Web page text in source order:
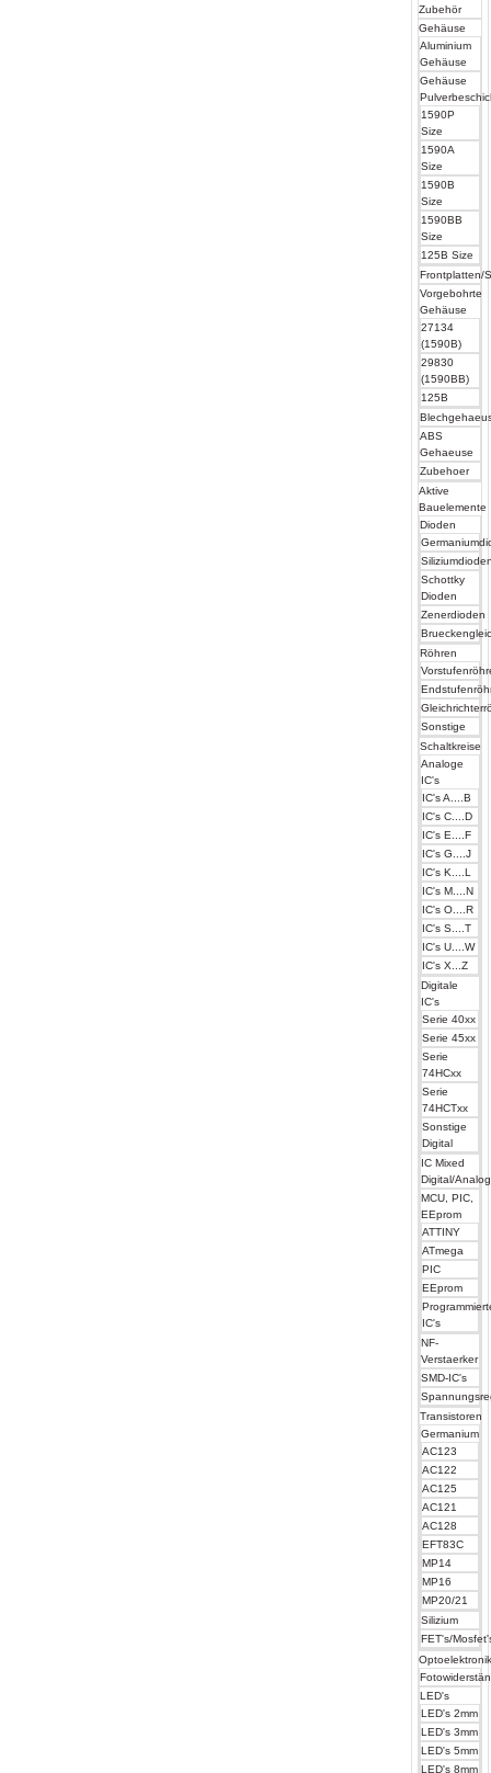
Zubehör
Gehäuse
Aluminium
Gehäuse
Gehäuse
1590P
Size
1590A
Size
1590B
Size
1590BB
Size
125B Size
Frontplatten/
Vorgebohrte
Gehäuse
27134
(1590B)
29830
(1590BB)
125B
ABS
Gehaeuse
Zubehoer
Aktive
Bauelemente
Dioden
Schottky
Dioden
Zenerdioden
Röhren
Sonstige
Schaltkreise
Analoge
IC's
IC's A....B
IC's C....D
IC's E....F
IC's G....J
IC's K....L
IC's M....N
IC's O....R
IC's S....T
IC's U....W
IC's X...Z
Digitale
IC's
Serie 40xx
Serie 45xx
Serie
74HCxx
Serie
74HCTxx
Sonstige
Digital
IC Mixed
Digital/Analog
MCU, PIC,
EEprom
ATTINY
ATmega
PIC
EEprom
IC's
NF-
Verstaerker
SMD-IC's
Transistoren
Germanium
AC123
AC122
AC125
AC121
AC128
EFT83C
MP14
MP16
MP20/21
Silizium
FET's/
LED's
LED's 2mm
LED's 3mm
LED's 5mm
LED's 8mm